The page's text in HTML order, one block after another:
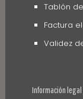
Tablón
Factura
Validez
Información legal